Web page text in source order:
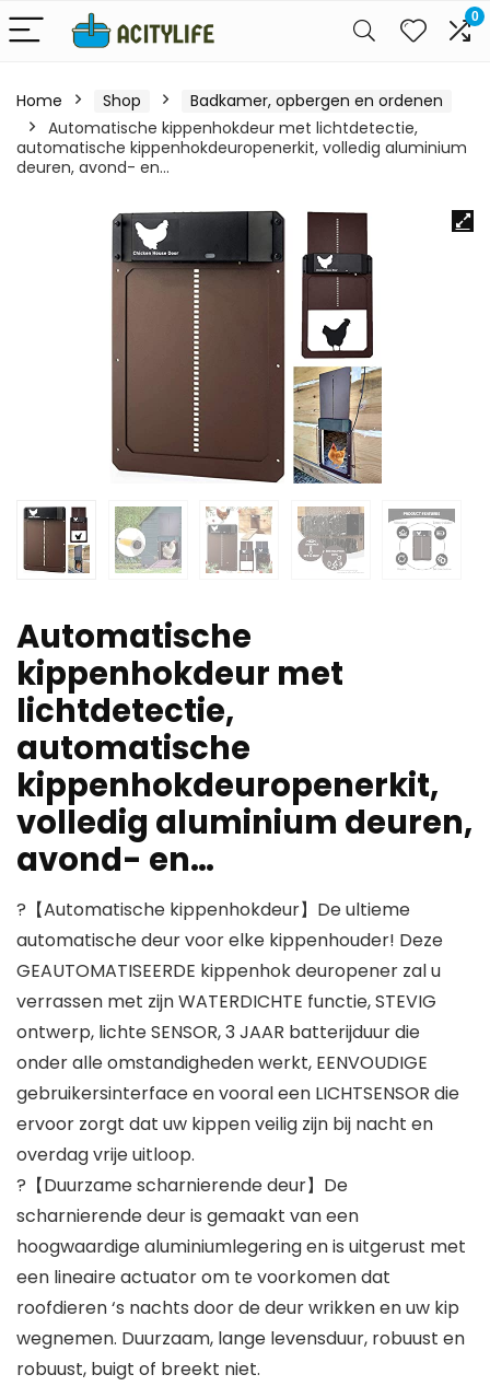
0
Home Shop
Badkamer, opbergen en ordenen
Automatische kippenhokdeur met lichtdetectie,
automatische kippenhokdeuropenerkit, volledig aluminium
deuren, avond- en…
Automatische
kippenhokdeur met
lichtdetectie,
automatische
kippenhokdeuropenerkit,
volledig aluminium deuren,
avond- en…
?【Automatische kippenhokdeur】De ultieme
automatische deur voor elke kippenhouder! Deze
GEAUTOMATISEERDE kippenhok deuropener zal u
verrassen met zijn WATERDICHTE functie, STEVIG
ontwerp, lichte SENSOR, 3 JAAR batterijduur die
onder alle omstandigheden werkt, EENVOUDIGE
gebruikersinterface en vooral een LICHTSENSOR die
ervoor zorgt dat uw kippen veilig zijn bij nacht en
overdag vrije uitloop.
?【Duurzame scharnierende deur】De
scharnierende deur is gemaakt van een
hoogwaardige aluminiumlegering en is uitgerust met
een lineaire actuator om te voorkomen dat
roofdieren ‘s nachts door de deur wrikken en uw kip
wegnemen. Duurzaam, lange levensduur, robuust en
robuust, buigt of breekt niet.